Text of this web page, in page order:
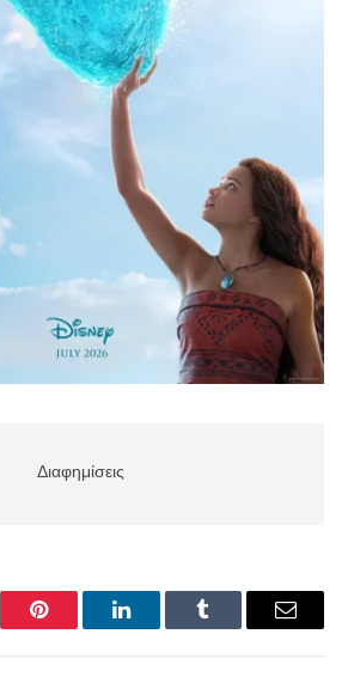
Διαφημίσεις
Pinterest LinkedInTumblr Email